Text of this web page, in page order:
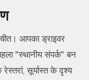
आपका ड्राइवर
"स्थानीय संपर्क" बन
सूर्यास्त के दृश्य